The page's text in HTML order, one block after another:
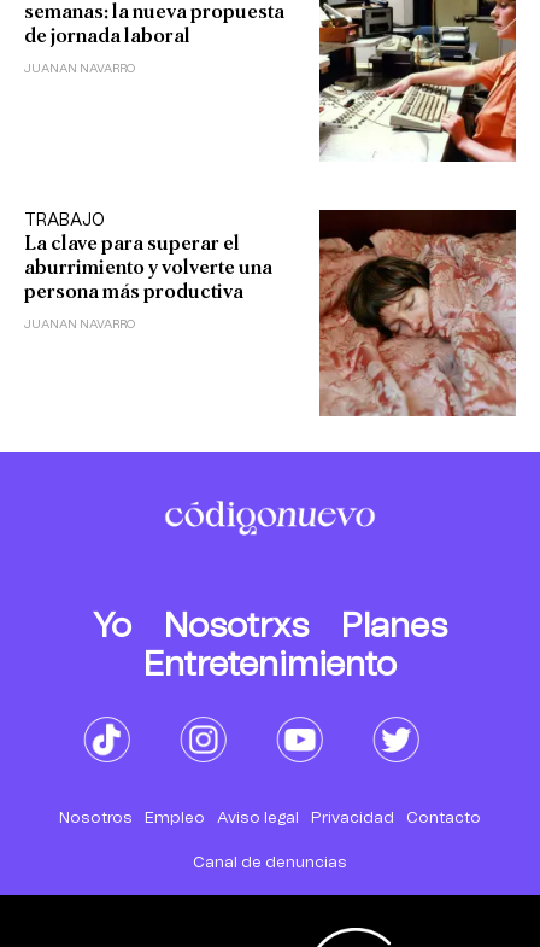
semanas: la nueva propuesta
de jornada laboral
JUANAN NAVARRO
TRABAJO
La clave para superar el
aburrimiento y volverte una
persona más productiva
JUANAN NAVARRO
Yo Nosotrxs
Planes
Entretenimiento
Nosotros Empleo Aviso legal Privacidad Contacto
Canal de denuncias